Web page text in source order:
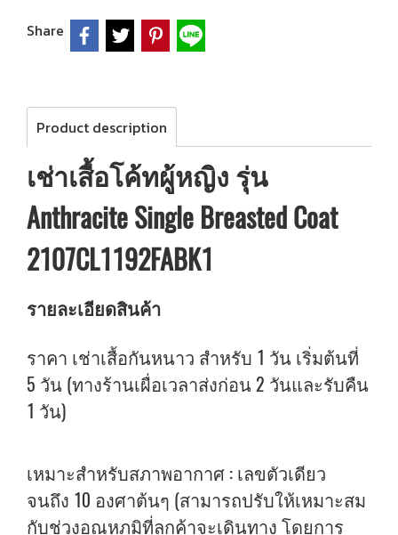
Share
Product description
เช่าเสื้อโค้ทผู้หญิง รุ่น
Anthracite Single Breasted Coat
2107CL1192FABK1
รายละเอียดสินค้า
ราคา เช่าเสื้อกันหนาว สำหรับ 1 วัน เริ่มต้นที่
5 วัน (ทางร้านเผื่อเวลาส่งก่อน 2 วันและรับคืน
1 วัน)
เหมาะสำหรับสภาพอากาศ : เลขตัวเดียว
จนถึง 10 องศาต้นๆ (สามารถปรับให้เหมาะสม
กับช่วงอุณหภูมิที่ลูกค้าจะเดินทาง โดยการ